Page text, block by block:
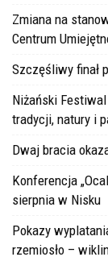
Zmiana na
Centrum
Szczęśliwy finał
Niżański
tradycji, natury i
Dwaj bracia
Konferencja
sierpnia w Nisku
Pokazy
rzemiosło –